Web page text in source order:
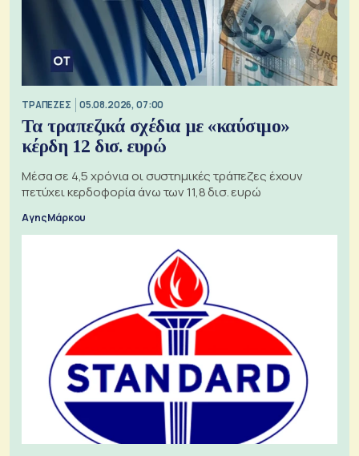
ΤΡΑΠΕΖΕΣ 05.08.2026, 07:00
Τα τραπεζικά σχέδια με «καύσιμο»
κέρδη 12 δισ. ευρώ
Μέσα σε 4,5 χρόνια οι συστημικές τράπεζες έχουν
πετύχει κερδοφορία άνω των 11,8 δισ. ευρώ
Αγης Μάρκου